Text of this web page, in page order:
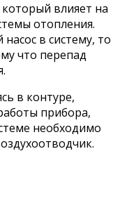
влияет на
отопления.
в систему, то
что перепад
в контуре,
прибора,
необходимо